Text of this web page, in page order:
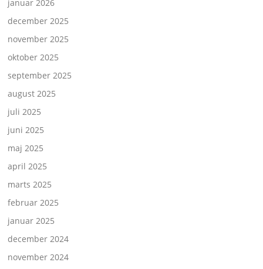
januar 2026
december 2025
november 2025
oktober 2025
september 2025
august 2025
juli 2025
juni 2025
maj 2025
april 2025
marts 2025
februar 2025
januar 2025
december 2024
november 2024